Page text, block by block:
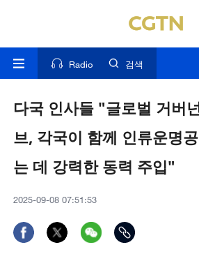
Radio 검색
다국 인사들 "글로벌 거버
브, 각국이 함께 인류운명
는 데 강력한 동력 주입"
2025-09-08 07:51:53